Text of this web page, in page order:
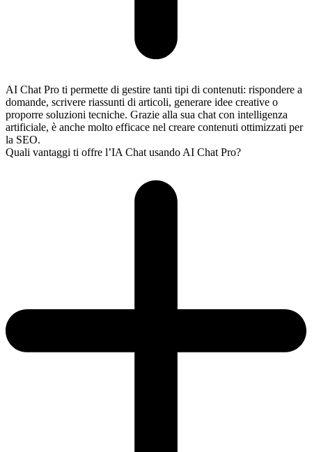
AI Chat Pro ti permette di gestire tanti tipi di contenuti: rispondere a
domande, scrivere riassunti di articoli, generare idee creative o
proporre soluzioni tecniche. Grazie alla sua chat con intelligenza
artificiale, è anche molto efficace nel creare contenuti ottimizzati per
la SEO.
Quali vantaggi ti offre l’IA Chat usando AI Chat Pro?